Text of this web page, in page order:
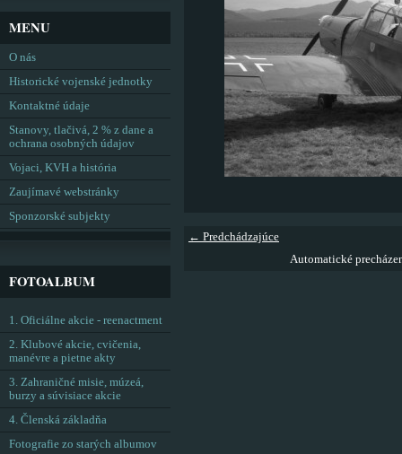
← Predchádzajúce
Automatické
MENU
O nás
Historické vojenské jednotky
Kontaktné údaje
Stanovy, tlačivá, 2 % z dane a
ochrana osobných údajov
Vojaci, KVH a história
Zaujímavé webstránky
Sponzorské subjekty
FOTOALBUM
1. Oficiálne akcie - reenactment
2. Klubové akcie, cvičenia,
manévre a pietne akty
3. Zahraničné misie, múzeá,
burzy a súvisiace akcie
4. Členská základňa
Fotografie zo starých albumov